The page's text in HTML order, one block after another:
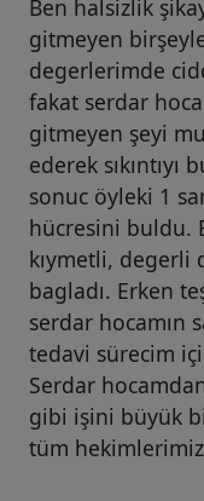
Ben halsizlik
gitmeyen
degerlerimde
fakat serdar
gitmeyen şeyi
ederek sıkıntıyı
sonuc öyleki 1
hücresini buldu.
kıymetli, degerli
bagladı. Erken
serdar hocamın
tedavi sürecim
Serdar
gibi işini büyük
tüm